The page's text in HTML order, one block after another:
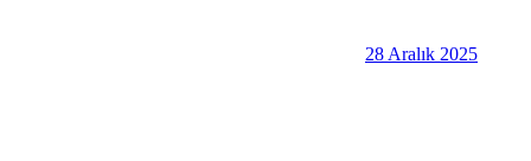
28 Aralık 2025